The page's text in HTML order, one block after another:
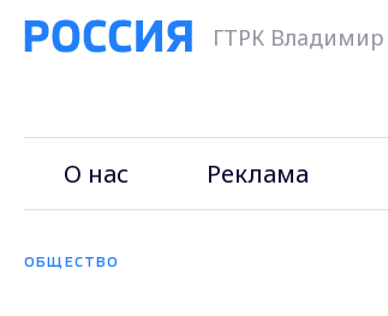
ГТРК Владимир
О нас Реклама
ОБЩЕСТВО